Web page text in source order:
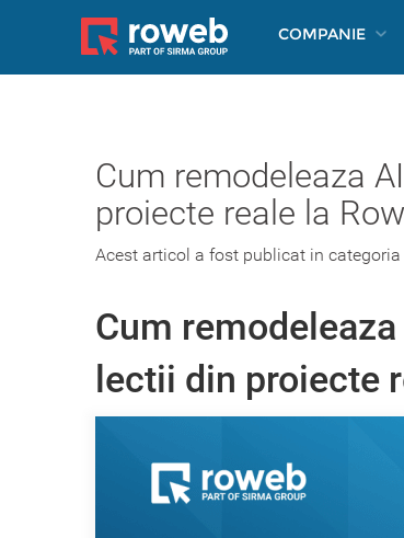
COMPANIE
Cum remodeleaza
proiecte reale la
Acest articol a fost publicat in categoria
Cum
lectii din proiecte